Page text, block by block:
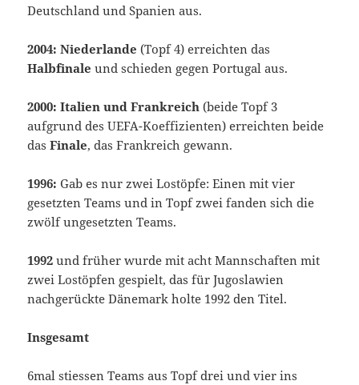
Deutschland und Spanien aus.
2004: Niederlande (Topf 4) erreichten das
Halbfinale und schieden gegen Portugal aus.
2000: Italien und Frankreich (beide Topf 3
aufgrund des UEFA-Koeffizienten) erreichten beide
dasFinale, das Frankreich gewann.
1996: Gab es nur zwei Lostöpfe: Einen mit vier
gesetzten Teams und in Topf zwei fanden sich die
zwölf ungesetzten Teams.
1992und früher wurde mit acht Mannschaften mit
zwei Lostöpfen gespielt, das für Jugoslawien
nachgerückte Dänemark holte 1992 den Titel.
Insgesamt
6mal stiessen Teams aus Topf drei und vier ins